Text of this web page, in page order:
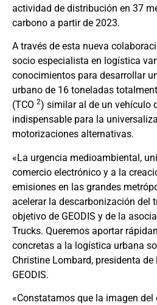
actividad de distribución en 37
carbono a partir de 2023.
A través de esta nueva
socio especialista en logística
conocimientos para desarrollar
urbano de 16 toneladas
(TCO 2) similar al de un vehículo
indispensable para la
motorizaciones alternativas.
«La urgencia medioambiental,
comercio electrónico y a la
emisiones en las grandes
acelerar la descarbonización del
objetivo de GEODIS y de la
Trucks. Queremos aportar
concretas a la logística urbana
Christine Lombard, presidenta
GEODIS.
«Constatamos que la imagen